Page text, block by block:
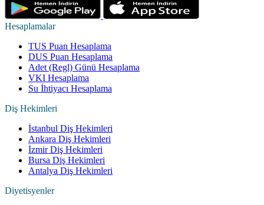
Hesaplamalar
TUS Puan Hesaplama
DUS Puan Hesaplama
Adet (Regl) Günü Hesaplama
VKI Hesaplama
Su İhtiyacı Hesaplama
Diş Hekimleri
İstanbul Diş Hekimleri
Ankara Diş Hekimleri
İzmir Diş Hekimleri
Bursa Diş Hekimleri
Antalya Diş Hekimleri
Diyetisyenler